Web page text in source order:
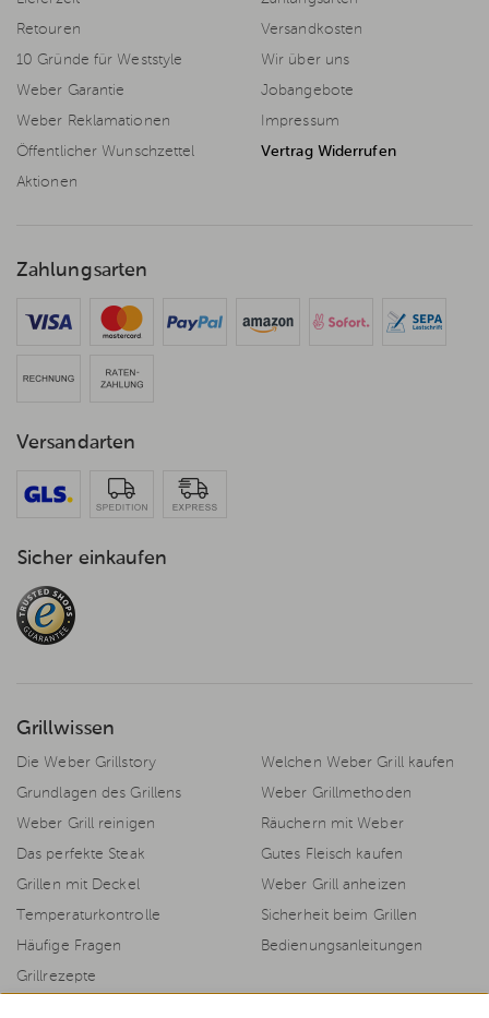
Retouren
10 Gründe für Weststyle
Weber Garantie
Weber Reklamationen
Öffentlicher Wunschzettel
Aktionen
Versandkosten
Wir über uns
Jobangebote
Impressum
Vertrag Widerrufen
Zahlungsarten
Versandarten
Sicher einkaufen
Grillwissen
Die Weber Grillstory
Welchen Weber Grill kaufen
Grundlagen des Grillens
Weber Grillmethoden
Weber Grill reinigen
Räuchern mit Weber
Das perfekte Steak
Gutes Fleisch kaufen
Grillen mit Deckel
Weber Grill anheizen
Temperaturkontrolle
Sicherheit beim Grillen
Häufige Fragen
Bedienungsanleitungen
Grillrezepte